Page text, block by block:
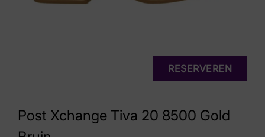
Post Xchange Tiva 20 8500 Gold
RESERVEREN